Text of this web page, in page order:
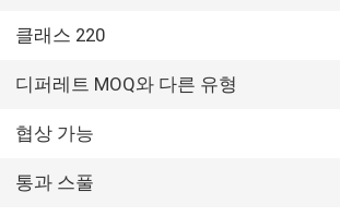
클래스 220
디퍼레트 MOQ와 다른 유형
협상 가능
통과 스풀